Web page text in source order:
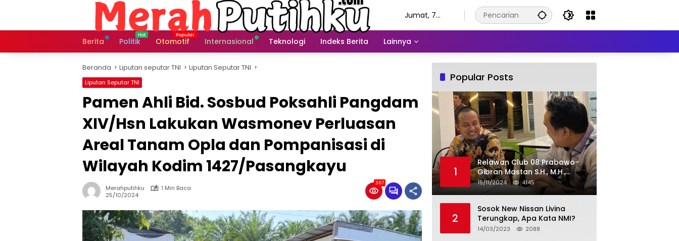
Jumat, 7
Berita
Politik Otomotif Internasional Teknologi Indeks Berita Lainnya
Beranda Liputan seputar TNI Liputan Seputar TNI
Liputan Seputar TNI
Pamen Ahli Bid. Sosbud Poksahli Pangdam
XIV/Hsn Lakukan Wasmonev Perluasan
Areal Tanam Opla dan Pompanisasi di
Wilayah Kodim 1427/Pasangkayu
Merahputihku
1 Min Baca
25/10/2024
367
Popular Posts
1
Relawan Club 08 Prabowo-
Gibran Mastan S.H., M.H.,
Sebut “ANDALAN HATI” Unggul.
15/11/2024 4145
2
Sosok New Nissan Livina
Terungkap, Apa Kata NMI?
14/03/2023 2088